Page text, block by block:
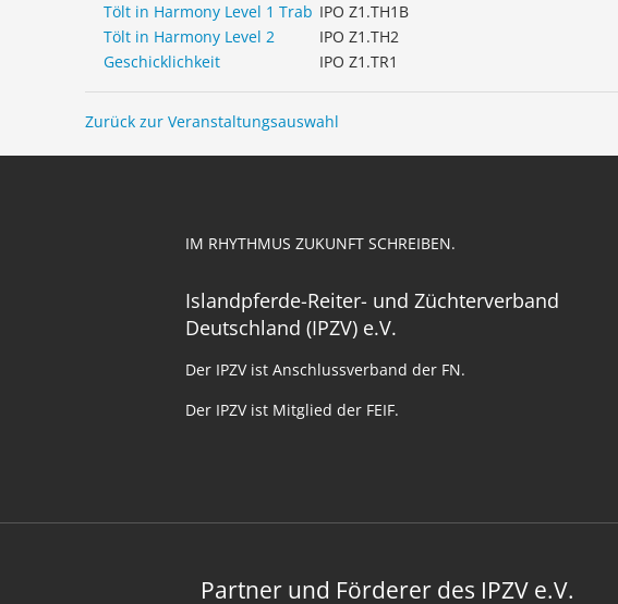
Tölt in Harmony Level 1 Trab IPO Z1.TH1B
Tölt in Harmony Level 2
IPO Z1.TH2
Geschicklichkeit
IPO Z1.TR1
Zurück zur Veranstaltungsauswahl
IM RHYTHMUS ZUKUNFT SCHREIBEN.
Islandpferde-Reiter- und Züchterverband
Deutschland (IPZV) e.V.
Der IPZV ist Anschlussverband der FN.
Der IPZV ist Mitglied der FEIF.
Partner und Förderer des IPZV e.V.